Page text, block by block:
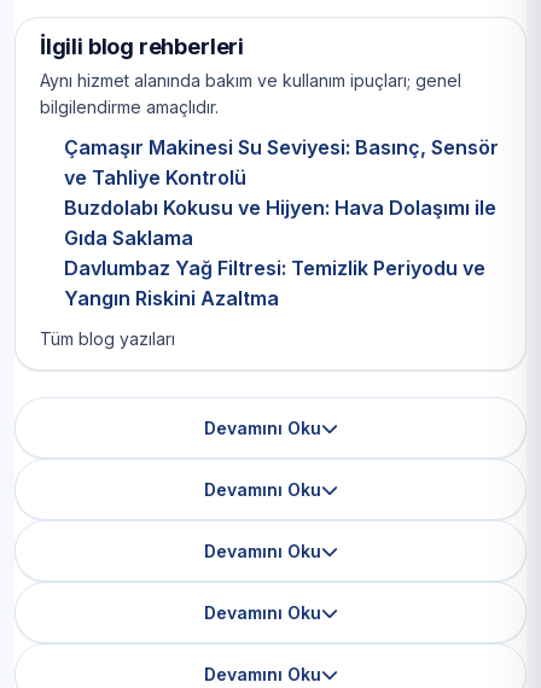
İlgili blog rehberleri
Aynı hizmet alanında bakım ve kullanım ipuçları; genel
bilgilendirme amaçlıdır.
Çamaşır Makinesi Su Seviyesi: Basınç, Sensör
ve Tahliye Kontrolü
Buzdolabı Kokusu ve Hijyen: Hava Dolaşımı ile
Gıda Saklama
Davlumbaz Yağ Filtresi: Temizlik Periyodu ve
Yangın Riskini Azaltma
Tüm blog yazıları
Devamını Oku
Devamını Oku
Devamını Oku
Devamını Oku
Devamını Oku